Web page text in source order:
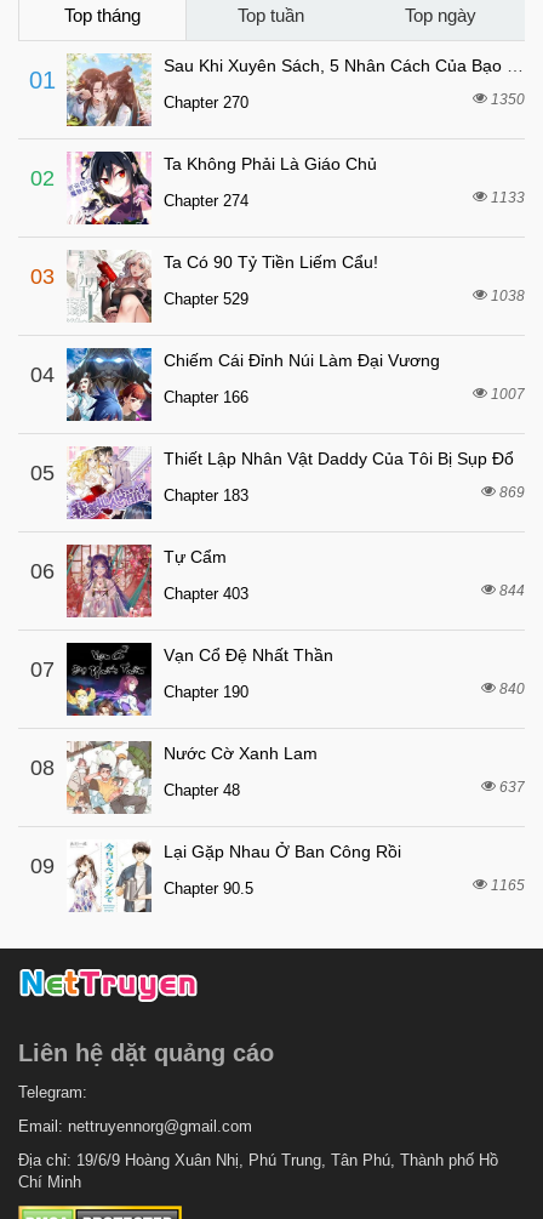
Chapter 24 7 tháng trước
Chapter 23
Chapter 22.5
Chapter 22
Chapter 21 8 tháng trước
Chapter 20
Chapter 19 8 tháng trước
Chapter 18
Chapter 17 8 tháng trước
Chapter 16 1 tuần trước
Chapter 15
Chapter 14.5 1 tuần trước
Chapter 14
Chapter 13 8 tháng trước
Chapter 12
Chapter 11
Chapter 10 8 tháng trước
Chapter 9
Chapter 8 8 tháng trước
Chapter 7
Chapter 6.5
Chapter 6 8 tháng trước
Chapter 5
Chapter 3
Chapter 1 8 tháng trước
Top tháng Top tuần Top ngày
01
Chapter 270 1350
02
Ta Không Phải Là Giáo Chủ
Chapter 274 1133
03
Ta Có 90 Tỷ Tiền Liếm Cẩu!
Chapter 529 1038
04
Chiếm Cái Đỉnh Núi Làm Đại Vương
Chapter 166 1007
05
Thiết Lập Nhân Vật Daddy Của Tôi Bị Sụp Đổ
Chapter 183 869
06
Tự Cẩm
Chapter 403 844
07
Vạn Cổ Đệ Nhất Thần
Chapter 190 840
08
Nước Cờ Xanh Lam
Chapter 48 637
09
Lại Gặp Nhau Ở Ban Công Rồi
Chapter 90.5 1165
Liên hệ dặt quảng cáo
Telegram:
Email: nettruyennorg@gmail.com
Địa chỉ: 19/6/9 Hoàng Xuân Nhị, Phú Trung, Tân Phú, Thành phố Hồ
Chí Minh